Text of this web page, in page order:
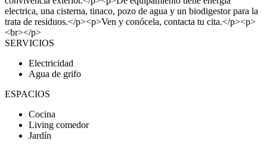
electrica, una cisterna, tinaco, pozo de agua y un biodigestor para la
trata de residuos.</p><p>Ven y conócela, contacta tu cita.</p><p>
<br></p>
SERVICIOS
Electricidad
Agua de grifo
ESPACIOS
Cocina
Living comedor
Jardín